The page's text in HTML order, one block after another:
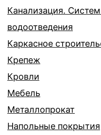
Канализация.
водоотведения
Каркасное
Крепеж
Кровли
Мебель
Металлопрокат
Напольные покрытия